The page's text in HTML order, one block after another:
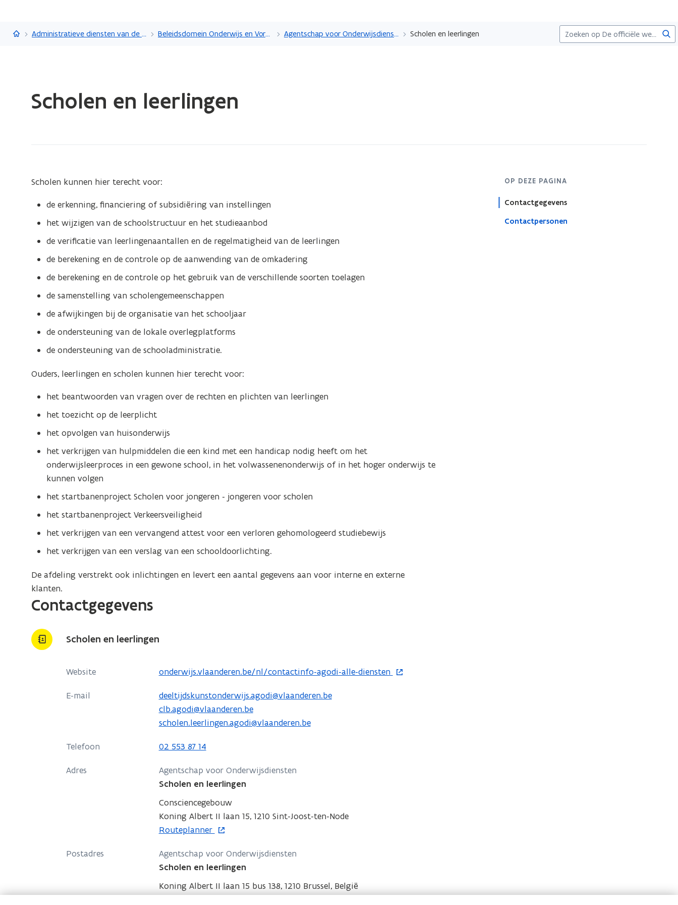
en
Vlaanderen.be Administratieve diensten van de Vlaamse overheid Beleidsdomein Onderwijs en Vorming Agentschap voor Onderwijsdiensten Scholen en leerlingen
laden.
Scholen
leerlingen
Scholen en leerlingen
OP DEZE PAGINA
Contactgegevens
Contactpersonen
Scholen kunnen hier terecht voor:
de erkenning, financiering of subsidiëring van instellingen
het wijzigen van de schoolstructuur en het studieaanbod
de verificatie van leerlingenaantallen en de regelmatigheid van de leerlingen
de berekening en de controle op de aanwending van de omkadering
de berekening en de controle op het gebruik van de verschillende soorten toelagen
de samenstelling van scholengemeenschappen
de afwijkingen bij de organisatie van het schooljaar
de ondersteuning van de lokale overlegplatforms
de ondersteuning van de schooladministratie.
Ouders, leerlingen en scholen kunnen hier terecht voor:
het beantwoorden van vragen over de rechten en plichten van leerlingen
het toezicht op de leerplicht
het opvolgen van huisonderwijs
het verkrijgen van hulpmiddelen die een kind met een handicap nodig heeft om het
onderwijsleerproces in een gewone school, in het volwassenenonderwijs of in het hoger onderwijs te
kunnen volgen
het startbanenproject Scholen voor jongeren - jongeren voor scholen
het startbanenproject Verkeersveiligheid
het verkrijgen van een vervangend attest voor een verloren gehomologeerd studiebewijs
het verkrijgen van een verslag van een schooldoorlichting.
De afdeling verstrekt ook inlichtingen en levert een aantal gegevens aan voor interne en externe
klanten.
Contactgegevens
Scholen en leerlingen
Website onderwijs.vlaanderen.be/nl/contactinfo-agodi-alle-diensten
o
e
n
t
n
n
i
u
w
v
e
n
t
E-mail
deeltijdskunstonderwijs.agodi@vlaanderen.be
clb.agodi@vlaanderen.be
scholen.leerlingen.agodi@vlaanderen.be
Telefoon 02 553 87 14
Adres
Agentschap voor Onderwijsdiensten
Scholen en leerlingen
Consciencegebouw
Koning Albert II laan 15, 1210 Sint-Joost-ten-Node
Routeplanner
o
e
n
t
i
Postadres
Agentschap voor Onderwijsdiensten
Scholen en leerlingen
Koning Albert II laan 15 bus 138, 1210 Brussel, België